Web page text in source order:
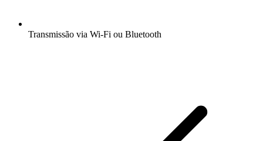
Transmissão via Wi-Fi ou Bluetooth